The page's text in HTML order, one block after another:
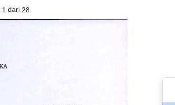
1 dari 28